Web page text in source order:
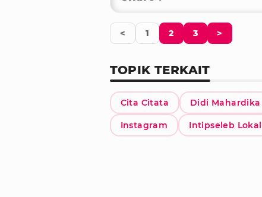
< 1 2 3 >
TOPIK TERKAIT
Cita Citata Didi Mahardika
Instagram Intipseleb Lokal